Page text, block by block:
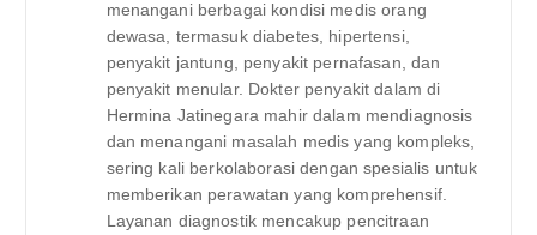
menangani berbagai kondisi medis orang
dewasa, termasuk diabetes, hipertensi,
penyakit jantung, penyakit pernafasan, dan
penyakit menular. Dokter penyakit dalam di
Hermina Jatinegara mahir dalam mendiagnosis
dan menangani masalah medis yang kompleks,
sering kali berkolaborasi dengan spesialis untuk
memberikan perawatan yang komprehensif.
Layanan diagnostik mencakup pencitraan